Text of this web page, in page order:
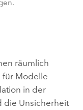
räumlich
für Modelle
in der
die Unsicherheit